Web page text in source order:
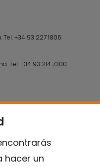
hacer un
Tel.+34 93 227 1806
Tel.+34 93 214 7300